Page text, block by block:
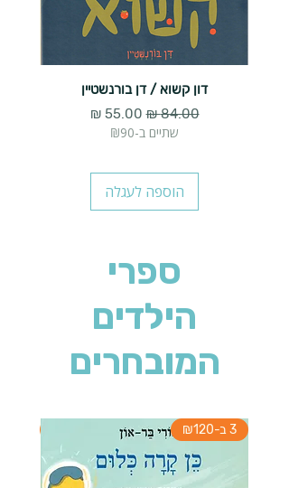
דון קשוא / דן בורנשטיין
מחיר רגיל‏84.00 ‏₪ מחיר מבצע
שתיים ב-₪90
הוספה לעגלה
ספרי
הילדים
המובחרים
3 ב-₪120